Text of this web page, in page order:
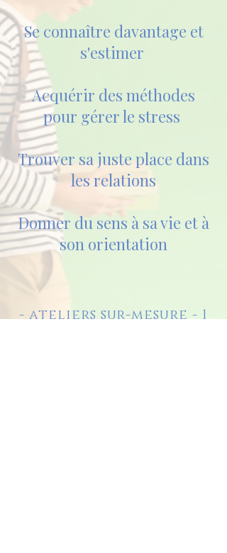
Se connaître davantage et
s'estimer
Acquérir des méthodes
pour gérer le stress ​​
Trouver sa juste place dans
les relations
Donner du sens à sa vie et à
son orientation
- ateliers sur-mesure - 1